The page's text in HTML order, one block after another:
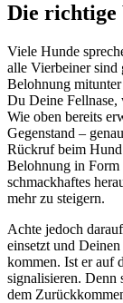
Die richtige
Viele Hunde
alle Vierbeiner sind
Belohnung
Du Deine Fellnase,
Wie oben bereits
Gegenstand –
Rückruf beim
Belohnung in Form
schmackhaftes
mehr zu steigern.
Achte jedoch
einsetzt und
kommen. Ist er auf
signalisieren. Denn
dem